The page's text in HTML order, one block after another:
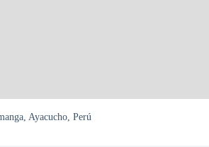
Ayacucho, Perú